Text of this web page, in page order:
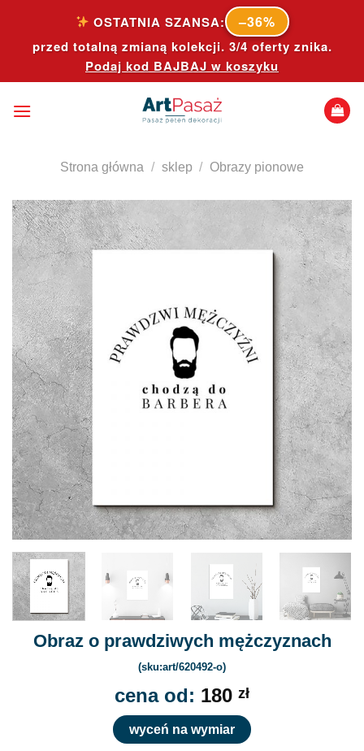
content
OSTATNIA SZANSA: –36%
przed totalną zmianą kolekcji. 3/4 oferty znika.
Podaj kod BAJBAJ w koszyku
Strona główna / sklep / Obrazy pionowe
Obraz o prawdziwych mężczyznach
(sku:art/620492-o)
cena od: 180 zł
wyceń na wymiar